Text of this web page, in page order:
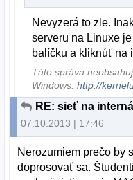
Nevyzerá to zle.
serveru na Linuxe
balíčku a kliknúť na
Táto správa
Windows.http://
RE: sieť na
07.10.2013 | 17:46
Nerozumiem prečo by
doprosovať sa.